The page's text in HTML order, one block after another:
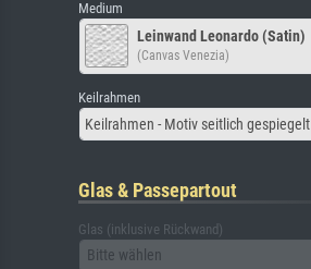
Medium
Leinwand Leonardo (Satin)
(Canvas Venezia)
Keilrahmen
Keilrahmen - Motiv seitlich gespiegelt
Glas & Passepartout
Glas (inklusive Rückwand)
Bitte wählen